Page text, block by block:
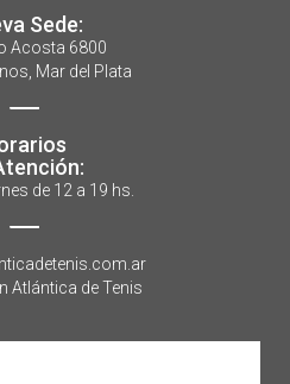
Sede:
Acosta 6800
Mar del Plata
de 12 a 19 hs.
Atlántica de Tenis